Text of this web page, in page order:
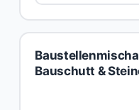
Bauschutt &